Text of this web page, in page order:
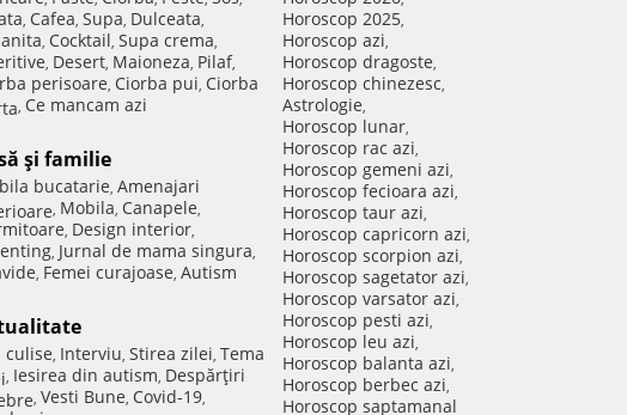
, Cafea, Supa, Dulceata,
, Cocktail, Supa crema,
, Desert, Maioneza, Pilaf,
perisoare, Ciorba pui, Ciorba
, Ce mancam azi
şi familie
bucatarie, Amenajari
, Mobila, Canapele,
, Design interior,
, Jurnal de mama singura,
, Femei curajoase, Autism
culise, Interviu, Stirea zilei, Tema
, Iesirea din autism, Despărţiri
, Vesti Bune, Covid-19,
Horoscop 2025,
Horoscop azi,
Horoscop dragoste,
Horoscop chinezesc,
Astrologie,
Horoscop lunar,
Horoscop rac azi,
Horoscop gemeni azi,
Horoscop fecioara azi,
Horoscop taur azi,
Horoscop capricorn azi,
Horoscop scorpion azi,
Horoscop sagetator azi,
Horoscop varsator azi,
Horoscop pesti azi,
Horoscop leu azi,
Horoscop balanta azi,
Horoscop berbec azi,
Horoscop saptamanal